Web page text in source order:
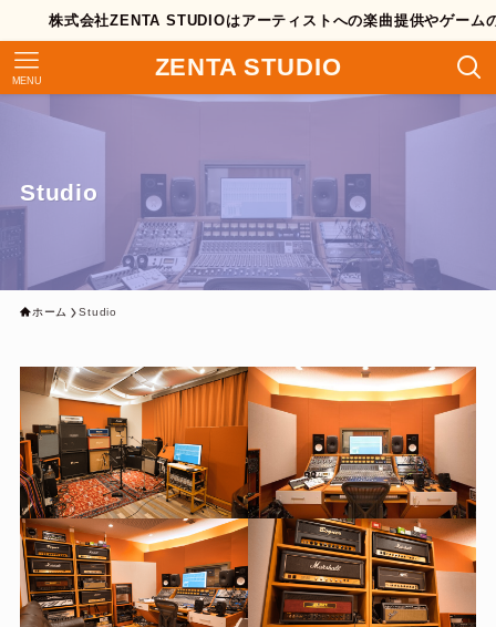
株式会社ZENTA STUDIOはアーティストへの楽曲提供やゲームの
ZENTA STUDIO
MENU
Studio
ホーム Studio